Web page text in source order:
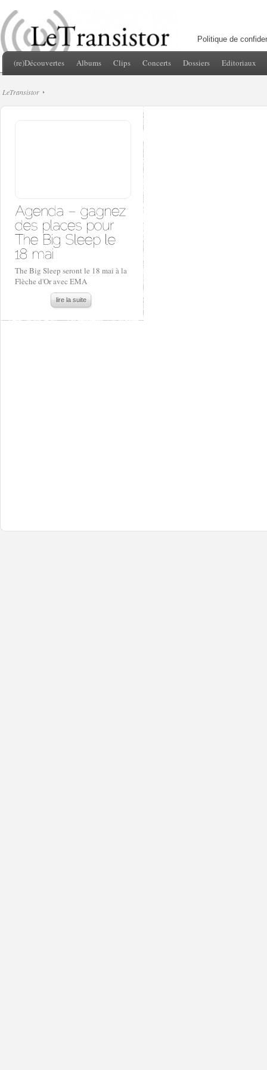
Politique de
(re)Découvertes Albums Clips Concerts Dossiers Editoriaux
LeTransistor
The Big Sleep seront le 18 mai à la
Flèche d'Or avec EMA
lire la suite